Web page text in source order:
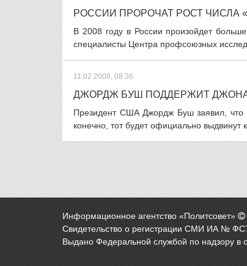
РОССИИ ПРОРОЧАТ РОСТ ЧИСЛА
В 2008 году в России произойдет
специалисты Центра профсоюзных
11.02.2008, 08:36
ДЖОРДЖ БУШ ПОДДЕРЖИТ
Президент США Джордж Буш заявил, что
конечно, тот будет официально выдвинут
Информационное агентство «Политсовет»
Свидетельство о регистрации СМИ ИА №
Выдано Федеральной службой по надзору в